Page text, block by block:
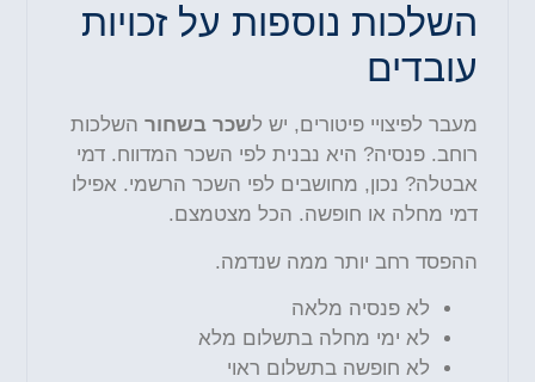
השלכות נוספות על זכויות
עובדים
מעבר לפיצויי פיטורים, יש ל שכר בשחורהשלכות
רוחב. פנסיה? היא נבנית לפי השכר המדווח. דמי
אבטלה? נכון, מחושבים לפי השכר הרשמי. אפילו
דמי מחלה או חופשה. הכל מצטמצם.
ההפסד רחב יותר ממה שנדמה.
לא פנסיה מלאה
לא ימי מחלה בתשלום מלא
לא חופשה בתשלום ראוי